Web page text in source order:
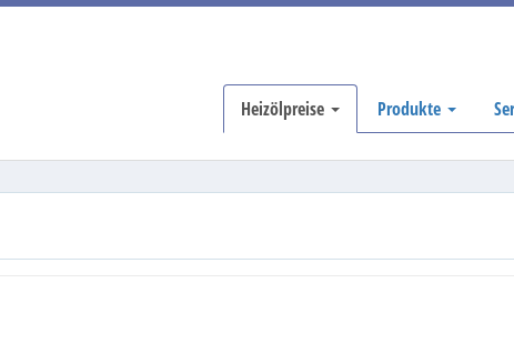
Heizölpreise Produkte